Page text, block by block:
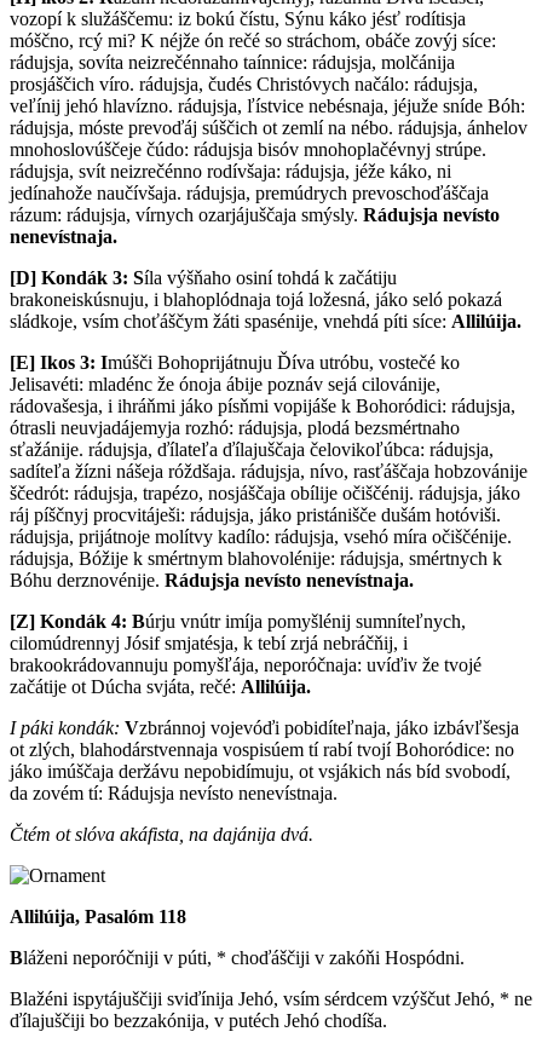
vozopí k služáščemu: iz bokú čístu, Sýnu káko jésť rodítisja
móščno, rcý mi? K néjže ón rečé so stráchom, obáče zovýj síce:
rádujsja, sovíta neizrečénnaho taínnice: rádujsja, molčánija
prosjáščich víro. rádujsja, čudés Christóvych načálo: rádujsja,
veľínij jehó hlavízno. rádujsja, ľístvice nebésnaja, jéjuže sníde Bóh:
rádujsja, móste prevoďáj súščich ot zemlí na nébo. rádujsja, ánhelov
mnohoslovúščeje čúdo: rádujsja bisóv mnohoplačévnyj strúpe.
rádujsja, svít neizrečénno rodívšaja: rádujsja, jéže káko, ni
jedínahože naučívšaja. rádujsja, premúdrych prevoschoďáščaja
rázum: rádujsja, vírnych ozarjájuščaja smýsly. Rádujsja nevísto
nenevístnaja.
[D] Kondák 3: Síla výšňaho osiní tohdá k začátiju
brakoneiskúsnuju, i blahoplódnaja tojá ložesná, jáko seló pokazá
sládkoje, vsím choťáščym žáti spasénije, vnehdá píti síce: Allilúija.
[E] Ikos 3: Imúšči Bohoprijátnuju Ďíva utróbu, vostečé ko
Jelisavéti: mladénc že ónoja ábije poznáv sejá cilovánije,
rádovašesja, i ihráňmi jáko písňmi vopijáše k Bohoródici: rádujsja,
ótrasli neuvjadájemyja rozhó: rádujsja, plodá bezsmértnaho
sťažánije. rádujsja, ďílateľa ďílajuščaja čelovikoľúbca: rádujsja,
sadíteľa žízni nášeja róždšaja. rádujsja, nívo, rasťáščaja hobzovánije
ščedrót: rádujsja, trapézo, nosjáščaja obílije očiščénij. rádujsja, jáko
ráj píščnyj procvitáješi: rádujsja, jáko pristánišče dušám hotóviši.
rádujsja, prijátnoje molítvy kadílo: rádujsja, vsehó míra očiščénije.
rádujsja, Bóžije k smértnym blahovolénije: rádujsja, smértnych k
Bóhu derznovénije. Rádujsja nevísto nenevístnaja.
[Z] Kondák 4: Búrju vnútr imíja pomyšlénij sumníteľnych,
cilomúdrennyj Jósif smjatésja, k tebí zrjá nebráčňij, i
brakookrádovannuju pomyšľája, neporóčnaja: uvíďiv že tvojé
začátije ot Dúcha svjáta, rečé: Allilúija.
I páki kondák: Vzbránnoj vojevóďi pobidíteľnaja, jáko izbávľšesja
ot zlých, blahodárstvennaja vospisúem tí rabí tvojí Bohoródice: no
jáko imúščaja deržávu nepobidímuju, ot vsjákich nás bíd svobodí,
da zovém tí: Rádujsja nevísto nenevístnaja.
Čtém ot slóva akáfista, na dajánija dvá.
Allilúija, Pasalóm 118
Bláženi neporóčniji v púti, * choďáščiji v zakóňi Hospódni.
Blažéni ispytájuščiji sviďínija Jehó, vsím sérdcem vzýščut Jehó, * ne
ďílajuščiji bo bezzakónija, v putéch Jehó chodíša.